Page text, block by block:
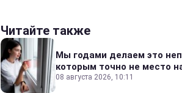
Читайте также
Мы годами делаем это
которым точно не место
08 августа 2026, 10:11